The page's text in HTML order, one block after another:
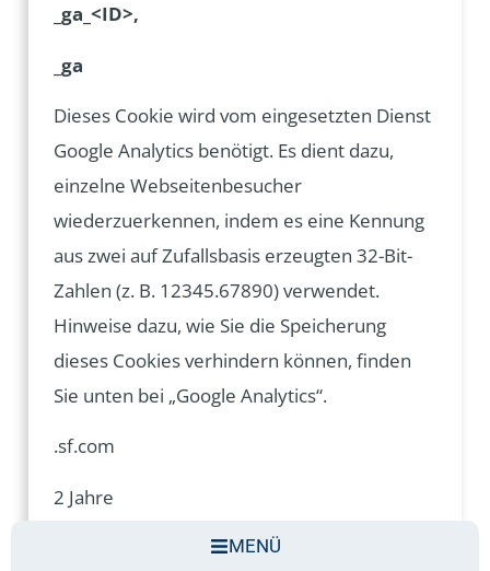
MENÜ
_ga_<ID>,
_ga
Dieses Cookie wird vom eingesetzten Dienst
Google Analytics benötigt. Es dient dazu,
einzelne Webseitenbesucher
wiederzuerkennen, indem es eine Kennung
aus zwei auf Zufallsbasis erzeugten 32-Bit-
Zahlen (z. B. 12345.67890) verwendet.
Hinweise dazu, wie Sie die Speicherung
dieses Cookies verhindern können, finden
Sie unten bei „Google Analytics“.
.sf.com
2 Jahre